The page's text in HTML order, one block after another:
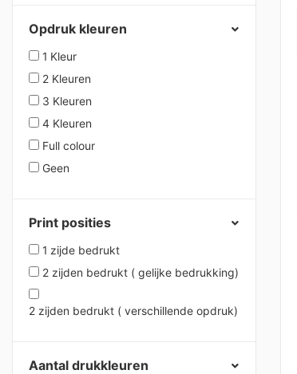
Opdruk kleuren
1 Kleur
2 Kleuren
3 Kleuren
4 Kleuren
Full colour
Geen
Print posities
1 zijde bedrukt
2 zijden bedrukt ( gelijke bedrukking)
2 zijden bedrukt ( verschillende opdruk)
Aantal drukkleuren